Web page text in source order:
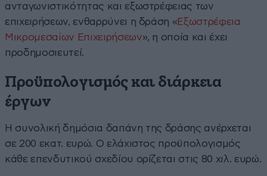
ανταγωνιστικότητας και εξωστρέφειας των
επιχειρήσεων, ενθαρρύνει η δράση «Εξωστρέφεια
Μικρομεσαίων Επιχειρήσεων», η οποία και έχει
προδημοσιευτεί.
Προϋπολογισμός και διάρκεια
έργων
Η συνολική δημόσια δαπάνη της δράσης ανέρχεται
σε 200 εκατ. ευρώ. Ο ελάχιστος προϋπολογισμός
κάθε επενδυτικού σχεδίου ορίζεται στις 80 χιλ. ευρώ.